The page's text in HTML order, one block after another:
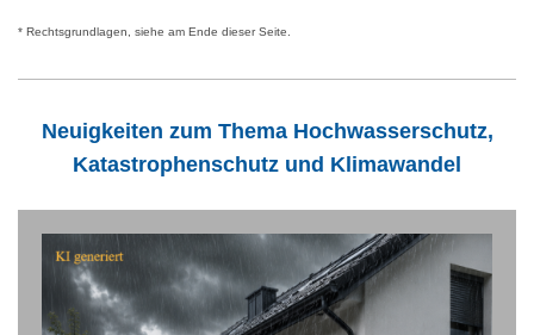
* Rechtsgrundlagen, siehe am Ende dieser Seite.
Neuigkeiten zum Thema Hochwasserschutz,
Katastrophenschutz und Klimawandel